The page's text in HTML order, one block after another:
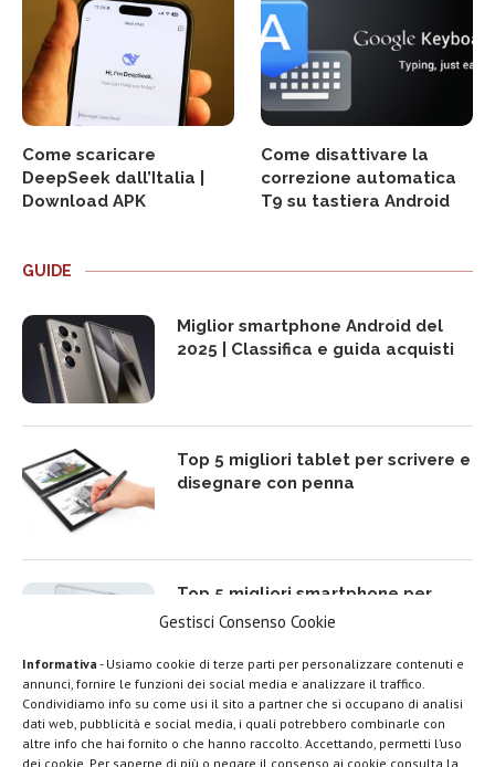
Gestisci Consenso Cookie
Informativa - Usiamo cookie di terze parti per personalizzare contenuti e
annunci, fornire le funzioni dei social media e analizzare il traffico.
Condividiamo info su come usi il sito a partner che si occupano di analisi
dati web, pubblicità e social media, i quali potrebbero combinarle con
altre info che hai fornito o che hanno raccolto. Accettando, permetti l’uso
dei cookie. Per saperne di più o negare il consenso ai cookie consulta la
Come scaricare
DeepSeek dall’Italia |
Download APK
Come disattivare la
correzione automatica
T9 su tastiera Android
GUIDE
Miglior smartphone Android del
2025 | Classifica e guida acquisti
Top 5 migliori tablet per scrivere e
disegnare con penna
Top 5 migliori smartphone per
rapporto qualità prezzo del 2025
Top 5 migliori TV Box Android e
Google TV del 2025
LEGGI ANCHE